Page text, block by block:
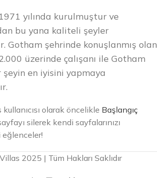
yılında kurulmuştur ve
bu yana kaliteli şeyler
Gotham şehrinde konuşlanmış olan
üzerinde çalışanı ile Gotham
şeyin en iyisini yapmaya
olarak öncelikle Başlangıç
silerek kendi sayfalarınızı
eğlenceler!
2025 | Tüm Hakları Saklıdır